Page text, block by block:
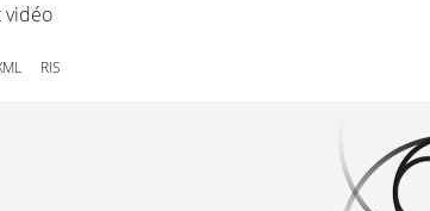
vidéo
RIS